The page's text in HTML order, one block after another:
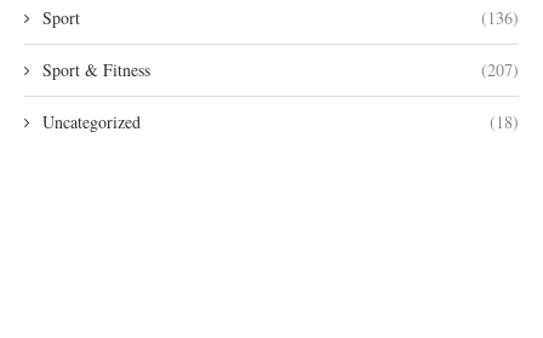
Sport (136)
Sport & Fitness (207)
Uncategorized (18)